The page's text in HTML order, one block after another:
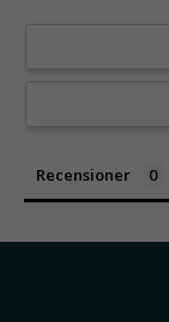
Recensioner